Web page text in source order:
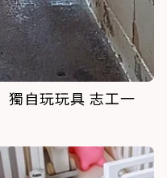
獨自玩玩具 志工一